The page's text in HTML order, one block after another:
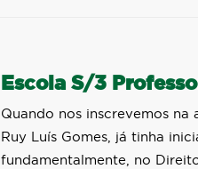
Escola S/3
Quando nos inscrevemos na
Ruy Luís Gomes, já tinha
fundamentalmente, no